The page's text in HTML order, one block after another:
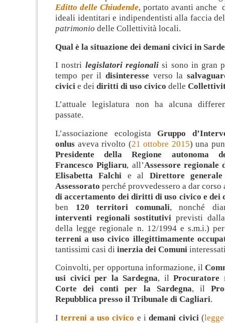
Editto delle Chiudende, portato avanti anche
ideali identitari e indipendentisti alla faccia
patrimonio delle Collettività locali.
Qual è la situazione dei demani civici in
I nostri legislatori regionalisi sono in gran
tempo per il disinteresse verso la
civici e dei diritti di uso civico delle
L’attuale legislatura non ha alcuna
passate.
L’associazione ecologista Gruppo
onlus aveva rivolto (21 ottobre 2015) una
Presidente della Regione autonoma
Francesco Pigliaru, all’Assessore regionale
Elisabetta Falchi e al Direttore generale
Assessorato perché provvedessero a dar
di accertamento dei diritti di uso civico e dei
ben 120 territori comunali, nonché
interventi regionali sostitutivi previsti
della legge regionale n. 12/1994 e s.m.i.)
terreni a uso civico illegittimamente
tantissimi casi di inerzia dei Comuni
Coinvolti, per opportuna informazione, il
usi civici per la Sardegna, il Procuratore
Corte dei conti per la Sardegna, il
Repubblica presso il Tribunale di Cagliari.
Iterreni a uso civico e idemani civici (